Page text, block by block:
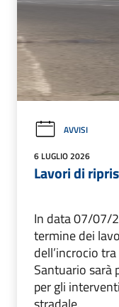
AVVISI
6 LUGLIO 2026
Lavori di
In data 07/07/
termine dei
dell’incrocio
Santuario sarà
per gli